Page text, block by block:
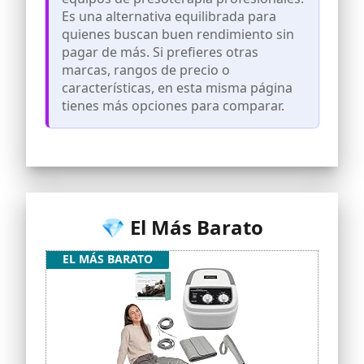
ves la televisión.
🏃‍♀️ Ideal para deporte, trabajo o
bienestar diario: Perfecto para
deportistas, personas con mala
circulación o quienes pasan muchas
horas de pie o sentados.
⚡ Potencia constante para sesiones
intensivas sin interrupciones: Gracias a
tratamientos más largos y exigentes
desde casa.
Es una alternativa equilibrada para
quienes buscan buen rendimiento sin
pagar de más. Si prefieres otras
marcas, rangos de precio o
características, en esta misma página
tienes más opciones para comparar.
💎 El Más Barato
EL MÁS BARATO